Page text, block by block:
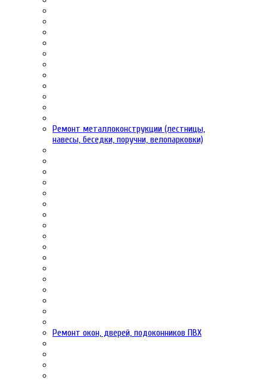
Ремонт металлоконструкции (лестницы,
навесы, беседки, поручни, велопарковки)
Ремонт окон, дверей, подоконников ПВХ